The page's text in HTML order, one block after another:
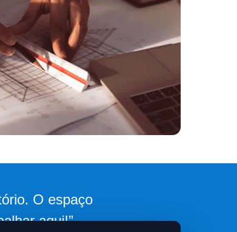
O espaço
aqui!”